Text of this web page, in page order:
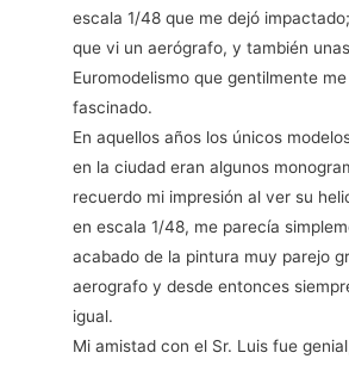
escala 1/48 que me dejó
que vi un aerógrafo, y también
Euromodelismo que gentilmente
fascinado.
En aquellos años los únicos
en la ciudad eran algunos
recuerdo mi impresión al ver su
en escala 1/48, me parecía
acabado de la pintura muy parejo
aerografo y desde entonces
igual.
Mi amistad con el Sr. Luis fue